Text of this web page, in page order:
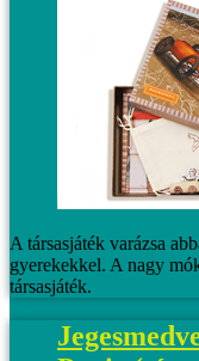
A társasjáték varázsa
gyerekekkel. A nagy
társasjáték.